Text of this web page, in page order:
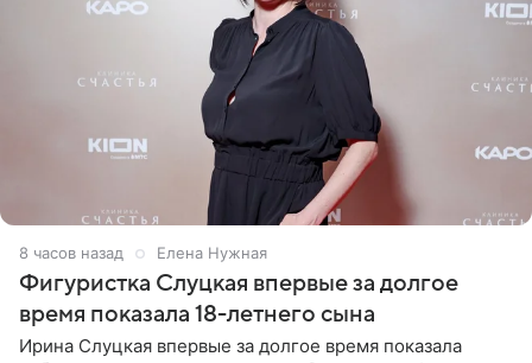
8 часов назад Елена Нужная
Фигуристка Слуцкая впервые за долгое
время показала 18-летнего сына
Ирина Слуцкая впервые за долгое время показала